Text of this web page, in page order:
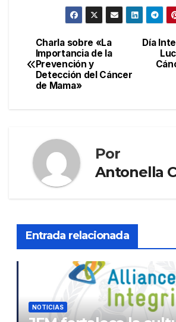
Navegación
de
Día
Charla sobre «La
Importancia de la
Prevención y
Detección del Cáncer
de Mama»
Por
Antonella
Entrada relacionada
NOTICIAS